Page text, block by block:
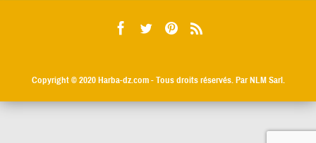
Copyright © 2020Harba-dz.com- Tous droits réservés. Par NLM Sarl.